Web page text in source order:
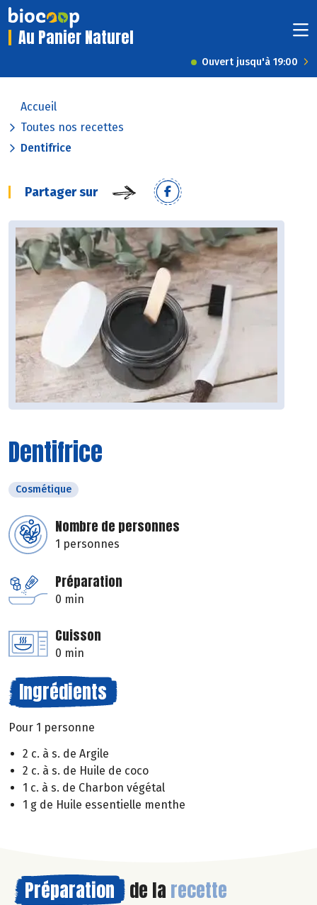
Au Panier Naturel
Ouvert jusqu'à 19:00
Accueil
Toutes nos recettes
Dentifrice
Partager sur
Dentifrice
Cosmétique
Nombre de personnes
1 personnes
Préparation
0 min
Cuisson
0 min
Ingrédients
Pour 1 personne
2 c. à s. de Argile
2 c. à s. de Huile de coco
1 c. à s. de Charbon végétal
1 g de Huile essentielle menthe
Préparation de la recette